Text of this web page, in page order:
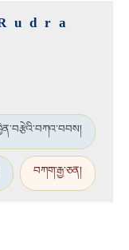
བཀག་རྒྱ་ཅན།